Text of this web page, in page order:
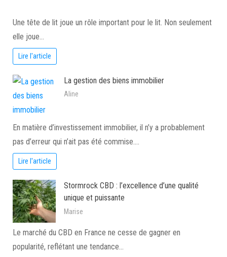
Une tête de lit joue un rôle important pour le lit. Non seulement
elle joue…
Lire l'article
La gestion des biens immobilier
Aline
En matière d’investissement immobilier, il n’y a probablement
pas d’erreur qui n’ait pas été commise.…
Lire l'article
Stormrock CBD : l’excellence d’une qualité
unique et puissante
Marise
Le marché du CBD en France ne cesse de gagner en
popularité, reflétant une tendance…